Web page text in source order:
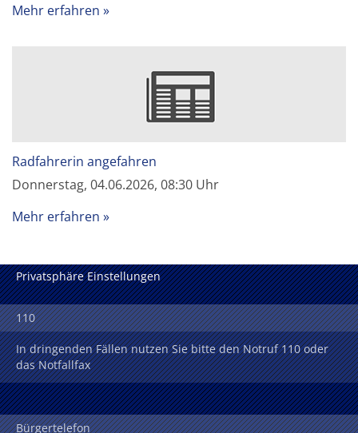
Mehr erfahren
Radfahrerin angefahren
Donnerstag, 04.06.2026, 08:30 Uhr
Mehr erfahren
Privatsphäre Einstellungen
110
In dringenden Fällen nutzen Sie bitte den Notruf 110 oder
das Notfallfax
Bürgertelefon